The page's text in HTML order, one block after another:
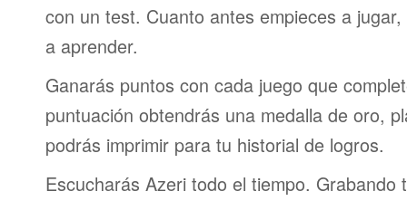
con un test. Cuanto antes empieces a
a aprender.
Ganarás puntos con cada juego que
puntuación obtendrás una medalla de oro,
podrás imprimir para tu historial de logros.
Escucharás Azeri todo el tiempo. Grabando